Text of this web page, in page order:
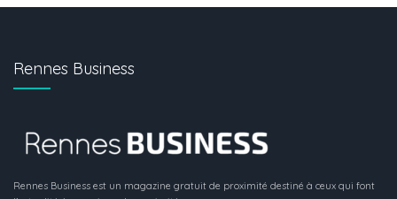
Rennes Business
Rennes Business est un magazine gratuit de proximité destiné à ceux qui font